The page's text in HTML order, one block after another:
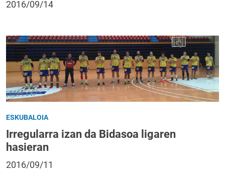
2016/09/14
ESKUBALOIA
Irregularra izan da Bidasoa ligaren
hasieran
2016/09/11